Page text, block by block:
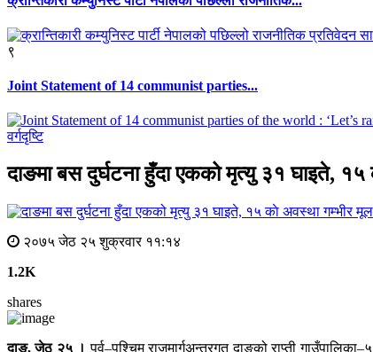
९
Joint Statement of 14 communist parties...
वर्गदृष्टि
दाङमा बस दुर्घटना हुँदा एकको मृत्यु ३१ घाइते, १५
२०७५ जेठ २५ शुक्रवार ११:१४
1.2K
shares
दाङ, जेठ २५ । पूर्व–पश्चिम राजमार्गअन्तरगत दाङको राप्ती